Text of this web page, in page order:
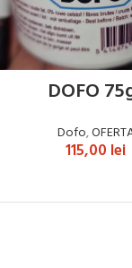
DOFO
Dofo,
115,00 lei